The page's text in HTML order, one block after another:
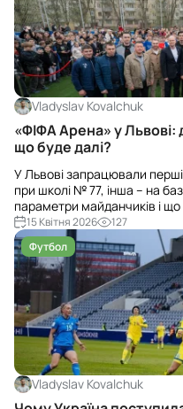
Vladyslav Kovalchuk
«ФІФА Арена» у Львові:
що буде далі?
У Львові запрацювали
при школі № 77, інша – на
параметри майданчиків і
15 Квітня 2026
127
Футбол
Vladyslav Kovalchuk